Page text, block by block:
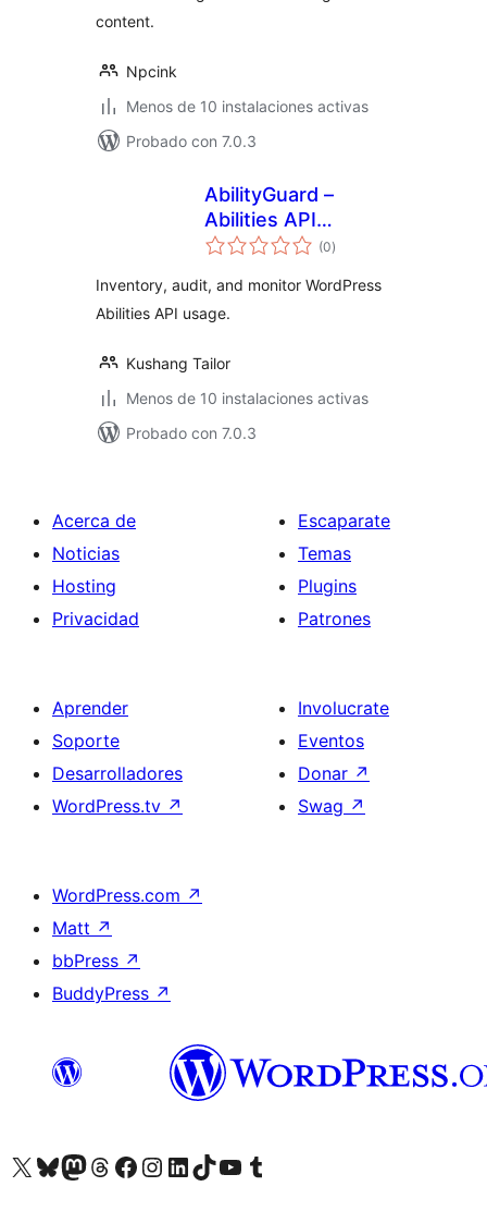
content.
Npcink
Menos de 10 instalaciones activas
Probado con 7.0.3
AbilityGuard –
Abilities API
Monitor
(0total
de
)
Inventory, audit, and monitor WordPress
Abilities API usage.
Kushang Tailor
Menos de 10 instalaciones activas
Probado con 7.0.3
Acerca de
Noticias
Hosting
Privacidad
Escaparate
Temas
Plugins
Patrones
Aprender
Soporte
Desarrolladores
WordPress.tv ↗
Involucrate
Eventos
Donar ↗
Swag ↗
WordPress.com ↗
Matt ↗
bbPress ↗
BuddyPress ↗
Visitá nuestra cuenta de X (anteriormente Twitter)
Visitá nuestra cuenta de Bluesky
Visitá nuestra cuenta de Mastodon
Visitá nuestra cuenta de Threads
Visitá nuestra página de Facebook
Visitá nuestra cuenta de Instagram
Visitá nuestra cuenta de LinkedIn
Visitá nuestra cuenta de TikTok
Visitá nuestro canal de YouTube
Visitá nuestra cuenta de Tumblr